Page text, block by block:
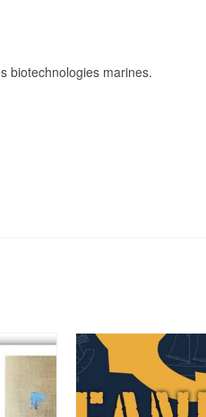
biotechnologies marines.